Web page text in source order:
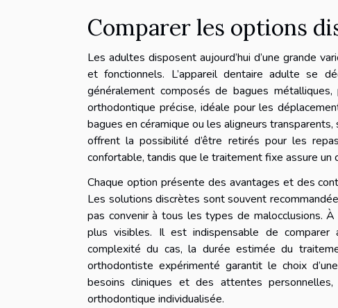
Comparer les options
Les adultes disposent aujourd’hui d’une grande
et fonctionnels. L’appareil dentaire adulte se
généralement composés de bagues
orthodontique précise, idéale pour les
bagues en céramique ou les aligneurs
offrent la possibilité d’être retirés pour les
confortable, tandis que le traitement fixe assure
Chaque option présente des avantages et des
Les solutions discrètes sont souvent
pas convenir à tous les types de malocclusions.
plus visibles. Il est indispensable de comparer
complexité du cas, la durée estimée du
orthodontiste expérimenté garantit le choix
besoins cliniques et des attentes
orthodontique individualisée.